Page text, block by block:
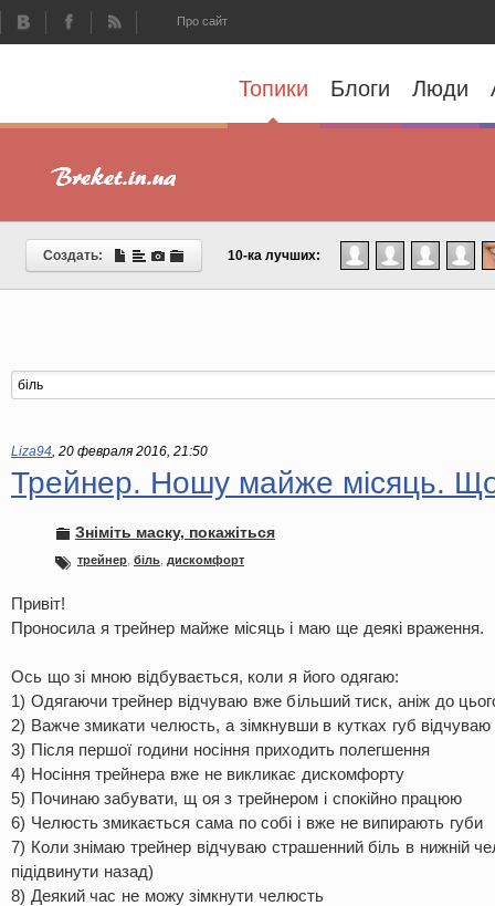
Про сайт
Топики Блоги Люди
Создать: 10-ка лучших:
Liza94, 20 февраля 2016, 21:50
Трейнер. Ношу майже місяць.
Зніміть маску, покажіться
трейнер біль дискомфорт
Привіт!
Проносила я трейнер майже місяць і маю ще деякі враження.
Ось що зі мною відбувається, коли я його одягаю:
1) Одягаючи трейнер відчуваю вже більший тиск, аніж до
2) Важче змикати челюсть, а зімкнувши в кутках губ
3) Після першої години носіння приходить полегшення
4) Носіння трейнера вже не викликає дискомфорту
5) Починаю забувати, щ оя з трейнером і спокійно працюю
6) Челюсть змикається сама по собі і вже не випирають губи
7) Коли знімаю трейнер відчуваю страшенний біль в нижній
підідвинути назад)
8) Деякий час не можу зімкнути челюсть